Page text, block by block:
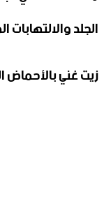
الجلد والالتهابات
زيت غني بالأحماض